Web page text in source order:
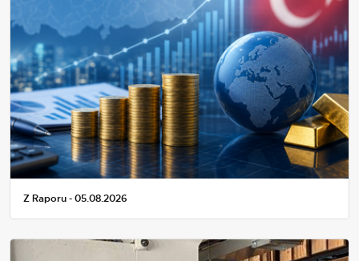
Z Raporu - 05.08.2026